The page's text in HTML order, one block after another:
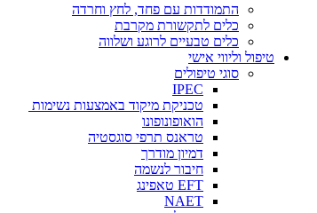
התמודדות עם פחד, לחץ וחרדה
כלים לתקשורת מקרבת
כלים טבעיים לרוגע ושלווה
טיפול וליווי אישי
סוגי טיפולים
IPEC
טכניקת מיקוד באמצעות נשימות
הואופונופונו
טראנס תרפי סוגסטיה
דמיון מודרך
חיבור לנשמה
EFT טאפינג
NAET